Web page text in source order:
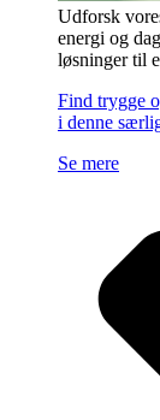
Udforsk
energi og
løsninger til
Find trygge
i denne
Se mere